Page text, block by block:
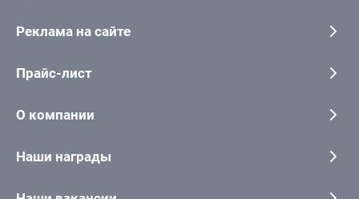
Реклама на сайте
Прайс-лист
О компании
Наши награды